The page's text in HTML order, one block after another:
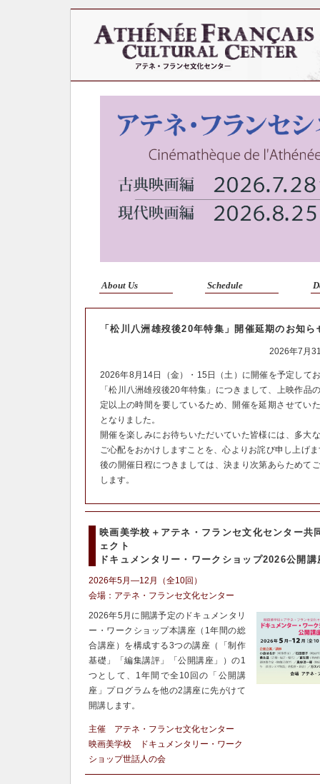
About Us Schedule
「松川八洲雄歿後20年特集」開催延期のお知ら
2026年7月
2026年8月14日（金）・15日（土）に開催を予定して
「松川八洲雄歿後20年特集」につきまして、上映作品
定以上の時間を要しているため、開催を延期させてい
となりました。
開催を楽しみにお待ちいただいていた皆様には、多大
ご心配をおかけしますことを、心よりお詫び申し上げ
後の開催日程につきましては、決まり次第あらためて
します。
映画美学校＋アテネ・フランセ文化センター共
ェクト
ドキュメンタリー・ワークショップ2026公開講
2026年5月―12月（全10回）
会場：アテネ・フランセ文化センター
2026年5月に開講予定のドキュメンタリ
ー・ワークショップ本講座（1年間の総
合講座）を構成する3つの講座（「制作
基礎」「編集講評」「公開講座」）の1
つとして、1年間で全10回の「公開講
座」プログラムを他の2講座に先がけて
開講します。
主催 アテネ・フランセ文化センター
映画美学校 ドキュメンタリー・ワーク
ショップ世話人の会